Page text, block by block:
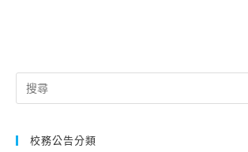
Search
for:
校務公告分類